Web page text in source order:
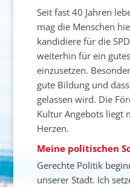
Seit fast 40 Jahren
mag die Menschen
kandidiere für die
weiterhin für ein
einzusetzen.
gute Bildung und
gelassen wird. Die
Kultur Angebots liegt
Herzen.
Meine politischen
Gerechte Politik
unserer Stadt. Ich